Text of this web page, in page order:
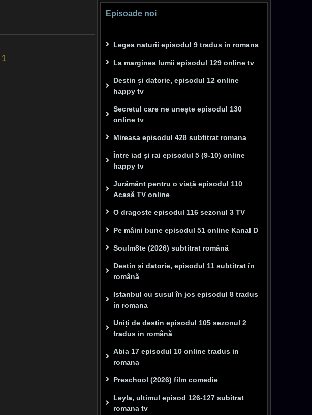
Episoade noi
Legea naturii episodul 9 tradus in romana
La marginea lumii episodul 129 online tv
Destin și datorie, episodul 12 online
happy tv
Secretul care ne unește episodul 130
online tv
Mireasa episodul 428 subtitrat romana
Între iad și rai episodul 5 (9-10) online
happy tv
Jurământ pentru o viață episodul 110
Acasă TV online
O dragoste episodul 116 sezonul 3 TV
Pe mâini bune episodul 51 online Kanal D
Soulm8te (2026) subtitrat română
Destin și datorie, episodul 11 subtitrat în
română
Istanbul cu susul în jos episodul 8 tradus
in romana
Uniți de destin episodul 105 sezonul 2
tradus in română
Abia 17 episodul 10 online tradus in
romana
Preschool (2026) film comedie
Leyla, ultimul episod 126-127 subitrat
romana tv